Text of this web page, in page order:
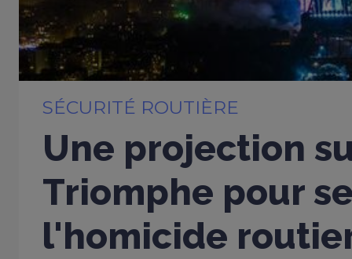
SÉCURITÉ ROUTIÈRE
Une projection
Triomphe pour
l'homicide